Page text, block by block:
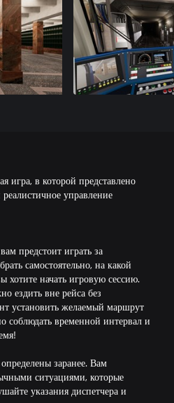
в которой представлено
управление
предстоит играть за
самостоятельно, на какой
хотите начать игровую сессию.
ездить вне рейса без
установить желаемый маршрут
соблюдать временной интервал и
заранее. Вам
ситуациями, которые
указания диспетчера и